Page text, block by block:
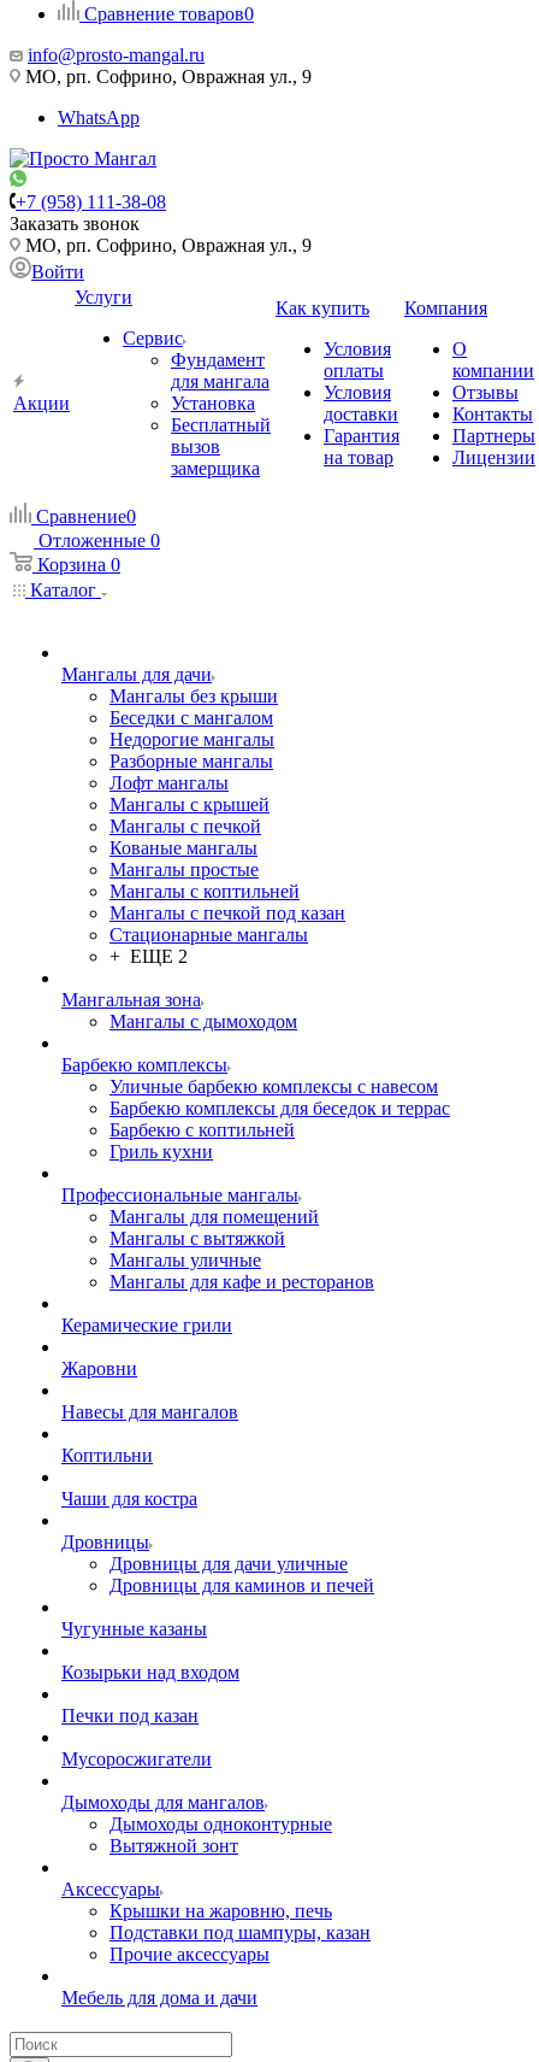
Сравнение товаров0
info@prosto-mangal.ru
МО, рп. Софрино, Овражная ул., 9
WhatsApp
+7 (958) 111-38-08
Заказать звонок
МО, рп. Софрино, Овражная ул., 9
Войти
Акции
Услуги
Сервис
Фундамент
для мангала
Установка
Бесплатный
вызов
замерщика
Как купить
Условия
оплаты
Условия
доставки
Гарантия
на товар
Компания
О
компании
Отзывы
Контакты
Партнеры
Лицензии
Сравнение0
Отложенные 0
Корзина 0
Каталог
Мангалы для дачи
Мангалы без крыши
Беседки с мангалом
Недорогие мангалы
Разборные мангалы
Лофт мангалы
Мангалы с крышей
Мангалы с печкой
Кованые мангалы
Мангалы простые
Мангалы с коптильней
Мангалы с печкой под казан
Стационарные мангалы
+ ЕЩЕ 2
Мангальная зона
Мангалы с дымоходом
Барбекю комплексы
Уличные барбекю комплексы с навесом
Барбекю комплексы для беседок и террас
Барбекю с коптильней
Гриль кухни
Профессиональные мангалы
Мангалы для помещений
Мангалы с вытяжкой
Мангалы уличные
Мангалы для кафе и ресторанов
Керамические грили
Жаровни
Навесы для мангалов
Коптильни
Чаши для костра
Дровницы
Дровницы для дачи уличные
Дровницы для каминов и печей
Чугунные казаны
Козырьки над входом
Печки под казан
Мусоросжигатели
Дымоходы для мангалов
Дымоходы одноконтурные
Вытяжной зонт
Аксессуары
Крышки на жаровню, печь
Подставки под шампуры, казан
Прочие аксессуары
Мебель для дома и дачи